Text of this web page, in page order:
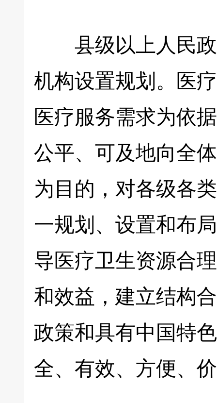
县级以上人民政
机构设置规划。医
医疗服务需求为依
公平、可及地向全
为目的，对各级各
一规划、设置和布
导医疗卫生资源合
和效益，建立结构
政策和具有中国特
全、有效、方便、